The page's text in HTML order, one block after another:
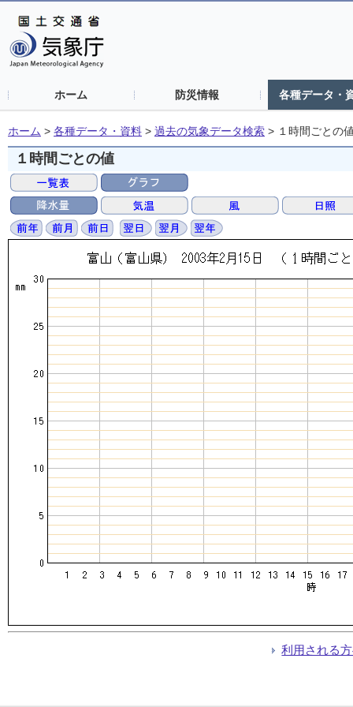
ホーム 防災情報 各種データ・
ホーム > 各種データ・資料 > 過去の気象データ検索 > １時間ごとの
１時間ごとの値
利用される